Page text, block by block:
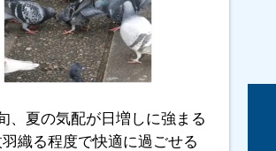
、夏の気配が日増しに強まる
織る程度で快適に過ごせる